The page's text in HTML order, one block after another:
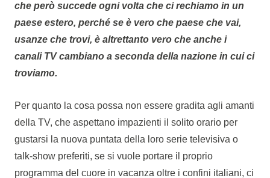
che però succede ogni volta che ci rechiamo in un
paese estero, perché se è vero che paese che vai,
usanze che trovi, è altrettanto vero che anche i
canali TV cambiano a seconda della nazione in cui ci
troviamo.
Per quanto la cosa possa non essere gradita agli amanti
della TV, che aspettano impazienti il solito orario per
gustarsi la nuova puntata della loro serie televisiva o
talk-show preferiti, se si vuole portare il proprio
programma del cuore in vacanza oltre i confini italiani, ci